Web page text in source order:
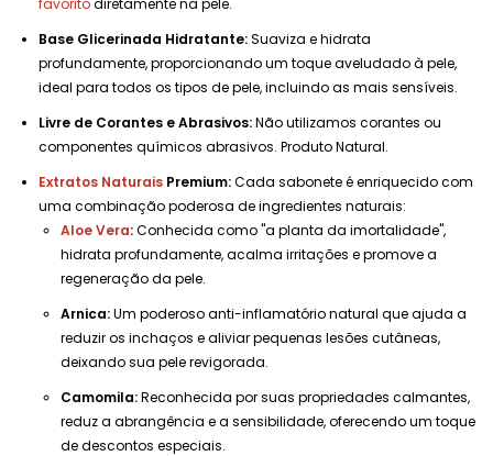
favoritodiretamente na pele.
Base Glicerinada Hidratante:Suaviza e hidrata
profundamente, proporcionando um toque aveludado à pele,
ideal para todos os tipos de pele, incluindo as mais sensíveis.
Livre de Corantes e Abrasivos:Não utilizamos corantes ou
componentes químicos abrasivos. Produto Natural.
Extratos Naturais Premium:Cada sabonete é enriquecido com
uma combinação poderosa de ingredientes naturais:
Aloe Vera:Conhecida como "a planta da imortalidade",
hidrata profundamente, acalma irritações e promove a
regeneração da pele.
Arnica:Um poderoso anti-inflamatório natural que ajuda a
reduzir os inchaços e aliviar pequenas lesões cutâneas,
deixando sua pele revigorada.
Camomila:Reconhecida por suas propriedades calmantes,
reduz a abrangência e a sensibilidade, oferecendo um toque
de descontos especiais.